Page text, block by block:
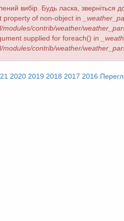
вибір. Будь ласка, зверніться
property of non-object in
modules/contrib/weather/
supplied for foreach() in
modules/contrib/weather/
2020 2019 2018 2017 2016